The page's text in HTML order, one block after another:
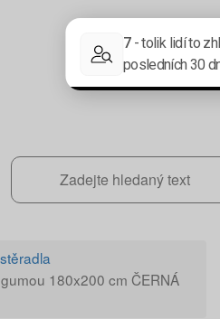
180x200 cm ČERNÁ